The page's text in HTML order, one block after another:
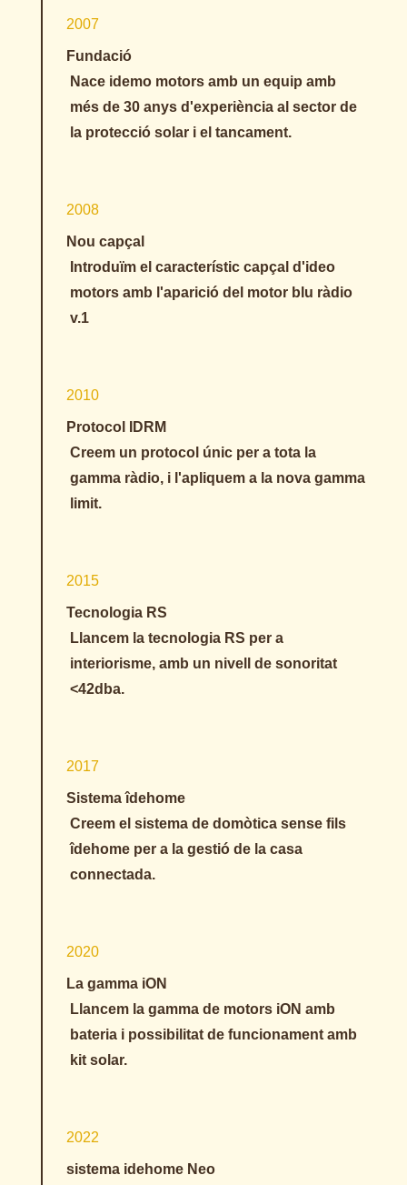
2007
Fundació
Nace idemo motors amb un equip amb
més de 30 anys d'experiència al sector de
la protecció solar i el tancament.
2008
Nou capçal
Introduïm el característic capçal d'ideo
motors amb l'aparició del motor blu ràdio
v.1
2010
Protocol IDRM
Creem un protocol únic per a tota la
gamma ràdio, i l'apliquem a la nova gamma
limit.
2015
Tecnologia RS
Llancem la tecnologia RS per a
interiorisme, amb un nivell de sonoritat
<42dba.
2017
Sistema îdehome
Creem el sistema de domòtica sense fils
îdehome per a la gestió de la casa
connectada.
2020
La gamma iON
Llancem la gamma de motors iON amb
bateria i possibilitat de funcionament amb
kit solar.
2022
sistema idehome Neo